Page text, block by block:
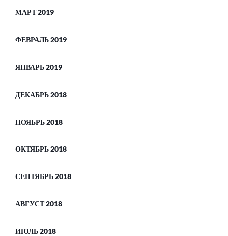
МАРТ 2019
ФЕВРАЛЬ 2019
ЯНВАРЬ 2019
ДЕКАБРЬ 2018
НОЯБРЬ 2018
ОКТЯБРЬ 2018
СЕНТЯБРЬ 2018
АВГУСТ 2018
ИЮЛЬ 2018